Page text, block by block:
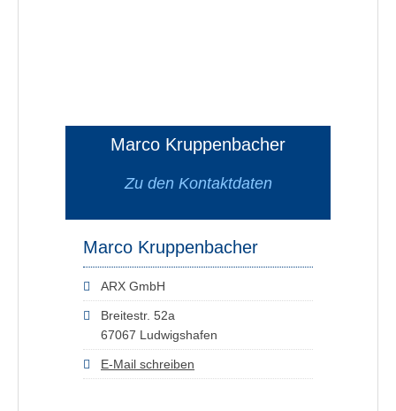
Marco Kruppenbacher
Zu den Kontaktdaten
Marco Kruppenbacher
ARX GmbH
Breitestr. 52a
67067 Ludwigshafen
E-Mail schreiben